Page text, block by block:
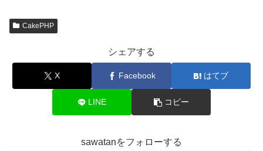
CakePHP
シェアする
X Facebook はてブ
LINE コピー
sawatanをフォローする